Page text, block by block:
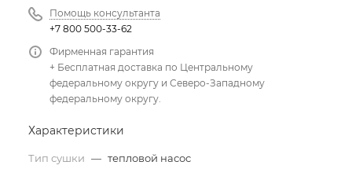
Помощь консультанта
+7 800 500-33-62
Фирменная гарантия
+ Бесплатная доставка по Центральному
федеральному округу и Северо-Западному
федеральному округу.
Характеристики
Тип сушки — тепловой насос